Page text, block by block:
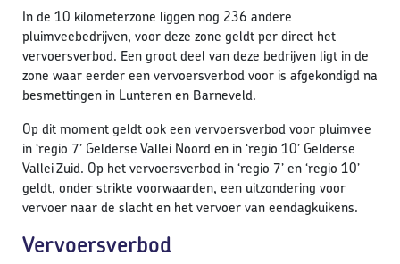
In de 10 kilometerzone liggen nog 236 andere
pluimveebedrijven, voor deze zone geldt per direct het
vervoersverbod. Een groot deel van deze bedrijven ligt in de
zone waar eerder een vervoersverbod voor is afgekondigd na
besmettingen in Lunteren en Barneveld.
Op dit moment geldt ook een vervoersverbod voor pluimvee
in ‘regio 7’ Gelderse Vallei Noord en in ‘regio 10’ Gelderse
Vallei Zuid. Op het vervoersverbod in ‘regio 7’ en ‘regio 10’
geldt, onder strikte voorwaarden, een uitzondering voor
vervoer naar de slacht en het vervoer van eendagkuikens.
Vervoersverbod